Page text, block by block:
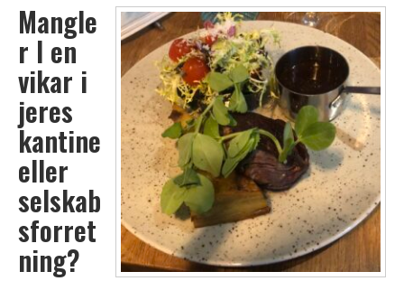
Mangle
r I en
vikar i
jeres
kantine
eller
selskab
sforret
ning?